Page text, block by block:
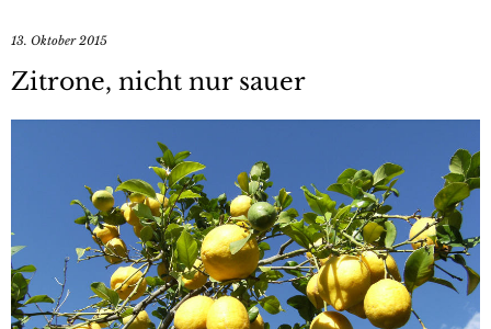
13. Oktober 2015
Zitrone, nicht nur sauer